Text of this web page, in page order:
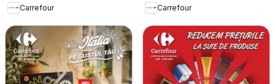
Carrefour
Carrefour